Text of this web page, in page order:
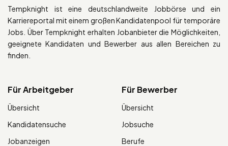
Tempknight ist eine deutschlandweite Jobbörse und ein
Karriereportal mit einem großen Kandidatenpool für temporäre
Jobs. Über Tempknight erhalten Jobanbieter die Möglichkeiten,
geeignete Kandidaten und Bewerber aus allen Bereichen zu
finden.
Für Arbeitgeber
Übersicht
Kandidatensuche
Jobanzeigen
Für Bewerber
Übersicht
Jobsuche
Berufe